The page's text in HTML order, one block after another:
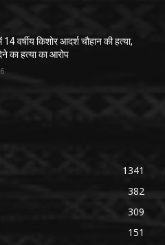
वर्षीय किशोर आदर्श चौहान की हत्या,
का हत्या का आरोप
1341
382
309
151